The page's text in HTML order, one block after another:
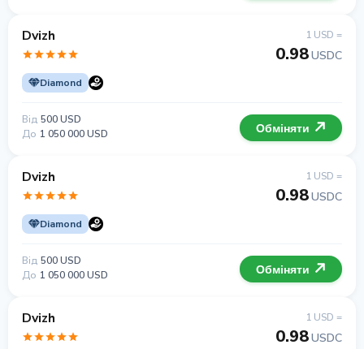
Dvizh
Diamond
1 USD =
0.98USDC
Від 500 USD
До 1 050 000 USD Обміняти
Dvizh
Diamond
1 USD =
0.98USDC
Від 500 USD
До 1 050 000 USD Обміняти
Dvizh 1 USD =
0.98USDC